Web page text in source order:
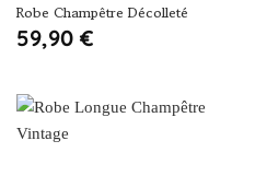
Robe Champêtre Décolleté
59,90 €